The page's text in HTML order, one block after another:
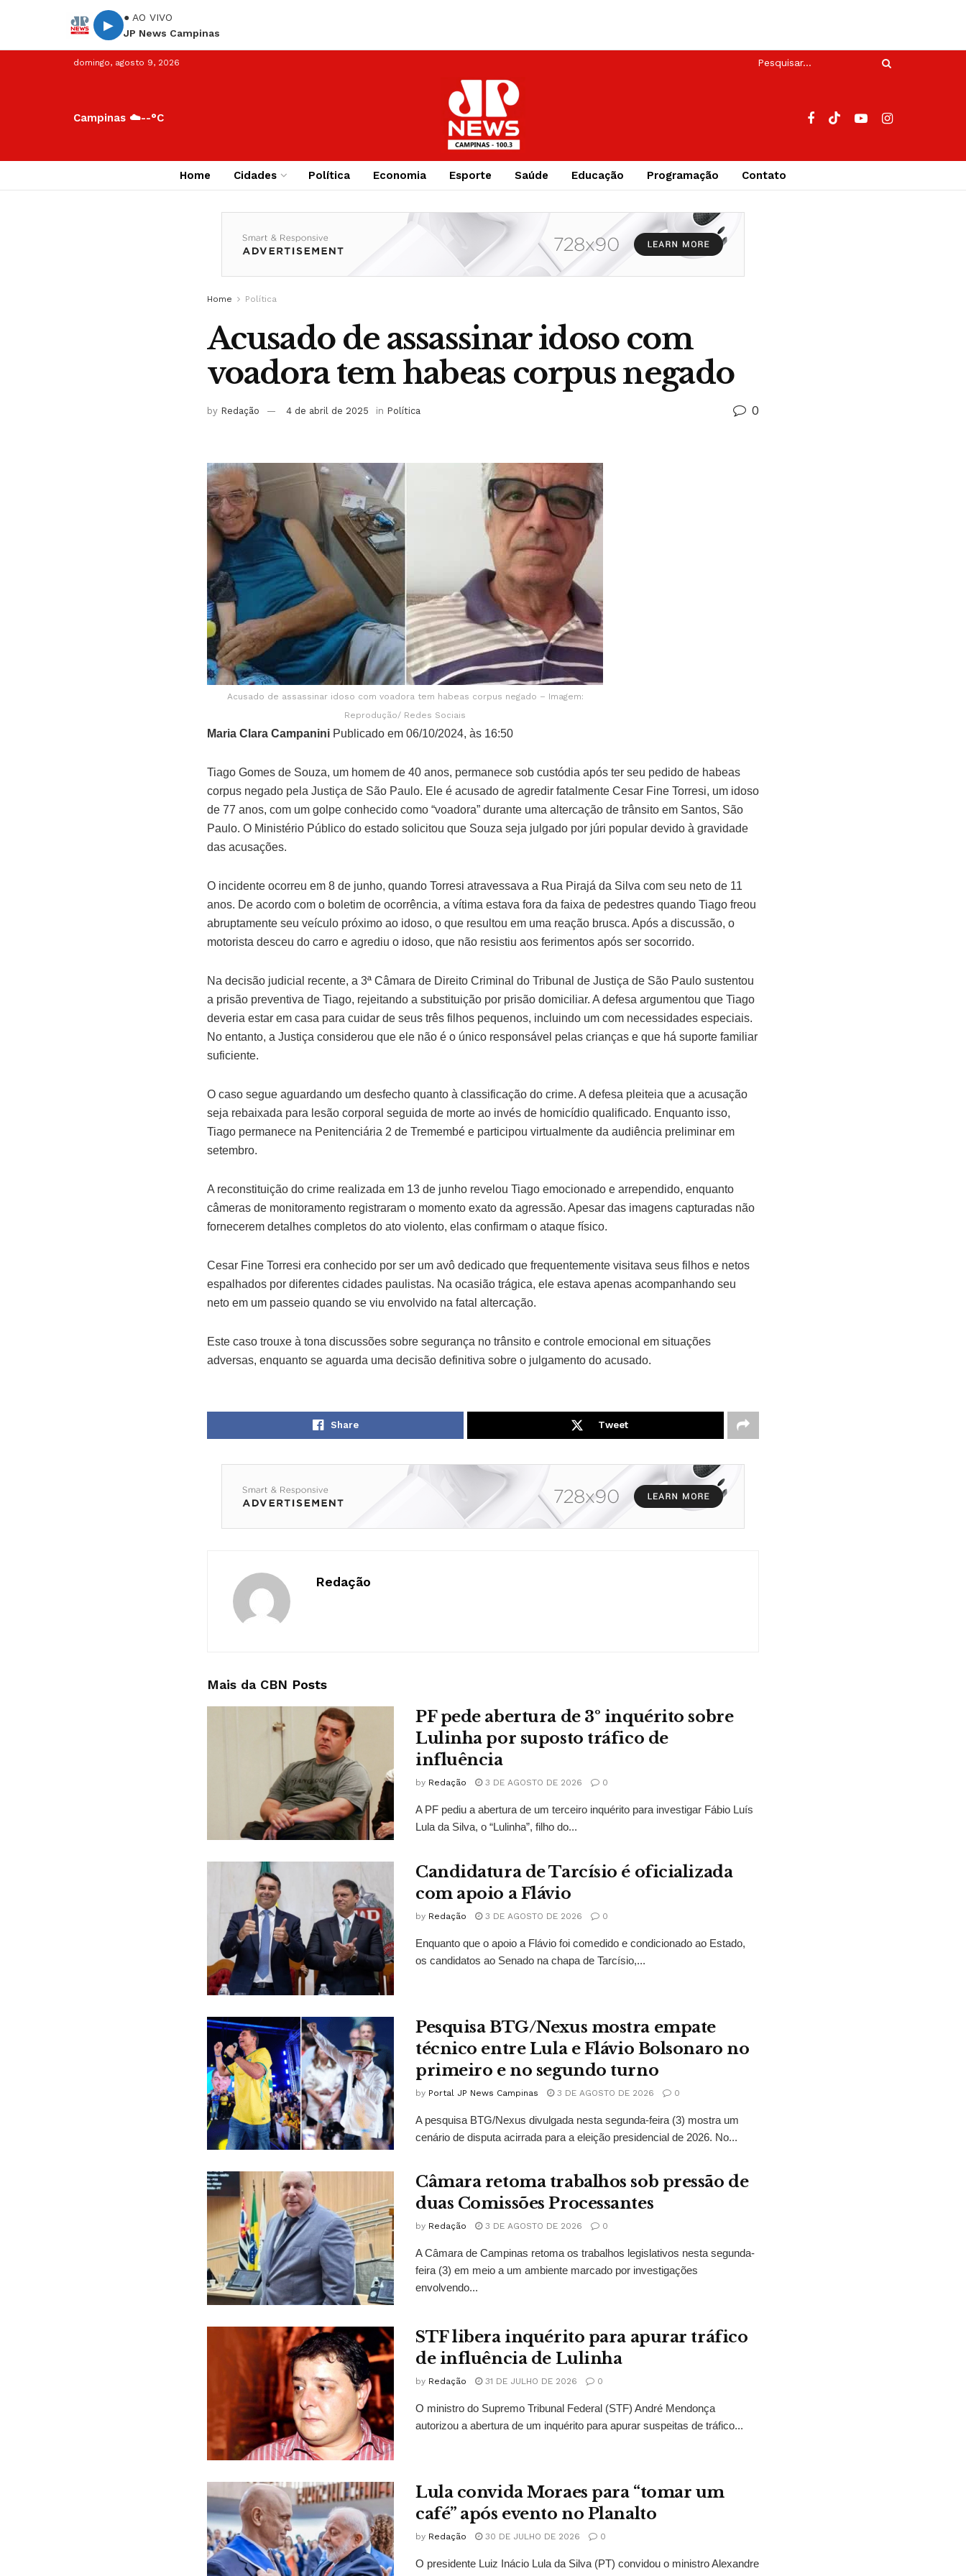
▶
● AO VIVO
JP News Campinas
domingo, agosto 9, 2026
Campinas ☁️--°C
Home Cidades Política Economia Esporte Saúde Educação Programação Contato
Home Política
Acusado de assassinar idoso com
voadora tem habeas corpus negado
by Redação 4 de abril de 2025 in Política 0
Acusado de assassinar idoso com voadora tem habeas corpus negado – Imagem:
Reprodução/ Redes Sociais
Maria Clara Campanini Publicado em 06/10/2024, às 16:50
Tiago Gomes de Souza, um homem de 40 anos, permanece sob custódia após ter seu pedido de habeas
corpus negado pela Justiça de São Paulo. Ele é acusado de agredir fatalmente Cesar Fine Torresi, um idoso
de 77 anos, com um golpe conhecido como “voadora” durante uma altercação de trânsito em Santos, São
Paulo. O Ministério Público do estado solicitou que Souza seja julgado por júri popular devido à gravidade
das acusações.
O incidente ocorreu em 8 de junho, quando Torresi atravessava a Rua Pirajá da Silva com seu neto de 11
anos. De acordo com o boletim de ocorrência, a vítima estava fora da faixa de pedestres quando Tiago freou
abruptamente seu veículo próximo ao idoso, o que resultou em uma reação brusca. Após a discussão, o
motorista desceu do carro e agrediu o idoso, que não resistiu aos ferimentos após ser socorrido.
Na decisão judicial recente, a 3ª Câmara de Direito Criminal do Tribunal de Justiça de São Paulo sustentou
a prisão preventiva de Tiago, rejeitando a substituição por prisão domiciliar. A defesa argumentou que Tiago
deveria estar em casa para cuidar de seus três filhos pequenos, incluindo um com necessidades especiais.
No entanto, a Justiça considerou que ele não é o único responsável pelas crianças e que há suporte familiar
suficiente.
O caso segue aguardando um desfecho quanto à classificação do crime. A defesa pleiteia que a acusação
seja rebaixada para lesão corporal seguida de morte ao invés de homicídio qualificado. Enquanto isso,
Tiago permanece na Penitenciária 2 de Tremembé e participou virtualmente da audiência preliminar em
setembro.
A reconstituição do crime realizada em 13 de junho revelou Tiago emocionado e arrependido, enquanto
câmeras de monitoramento registraram o momento exato da agressão. Apesar das imagens capturadas não
fornecerem detalhes completos do ato violento, elas confirmam o ataque físico.
Cesar Fine Torresi era conhecido por ser um avô dedicado que frequentemente visitava seus filhos e netos
espalhados por diferentes cidades paulistas. Na ocasião trágica, ele estava apenas acompanhando seu
neto em um passeio quando se viu envolvido na fatal altercação.
Este caso trouxe à tona discussões sobre segurança no trânsito e controle emocional em situações
adversas, enquanto se aguarda uma decisão definitiva sobre o julgamento do acusado.
Share Tweet
Redação
Mais da CBN Posts
PF pede abertura de 3º inquérito sobre
Lulinha por suposto tráfico de
influência
by Redação 3 DE AGOSTO DE 2026 0
A PF pediu a abertura de um terceiro inquérito para investigar Fábio Luís
Lula da Silva, o “Lulinha”, filho do...
Candidatura de Tarcísio é oficializada
com apoio a Flávio
by Redação 3 DE AGOSTO DE 2026 0
Enquanto que o apoio a Flávio foi comedido e condicionado ao Estado,
os candidatos ao Senado na chapa de Tarcísio,...
Pesquisa BTG/Nexus mostra empate
técnico entre Lula e Flávio Bolsonaro no
primeiro e no segundo turno
by Portal JP News Campinas 3 DE AGOSTO DE 2026 0
A pesquisa BTG/Nexus divulgada nesta segunda-feira (3) mostra um
cenário de disputa acirrada para a eleição presidencial de 2026. No...
Câmara retoma trabalhos sob pressão de
duas Comissões Processantes
by Redação 3 DE AGOSTO DE 2026 0
A Câmara de Campinas retoma os trabalhos legislativos nesta segunda-
feira (3) em meio a um ambiente marcado por investigações
envolvendo...
STF libera inquérito para apurar tráfico
de influência de Lulinha
by Redação 31 DE JULHO DE 2026 0
O ministro do Supremo Tribunal Federal (STF) André Mendonça
autorizou a abertura de um inquérito para apurar suspeitas de tráfico...
Lula convida Moraes para “tomar um
café” após evento no Planalto
by Redação 30 DE JULHO DE 2026 0
O presidente Luiz Inácio Lula da Silva (PT) convidou o ministro Alexandre